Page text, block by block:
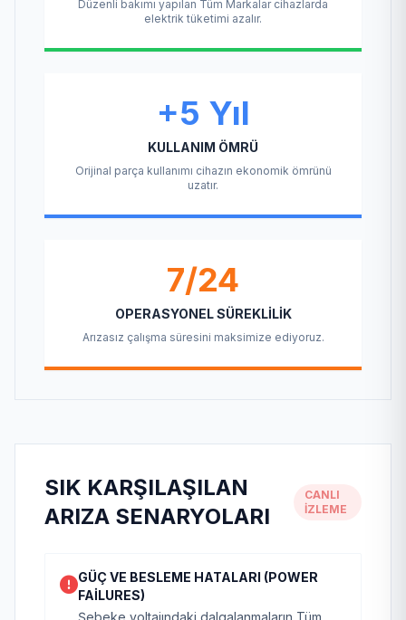
Düzenli bakımı yapılan Tüm Markalar cihazlarda
elektrik tüketimi azalır.
+5 Yıl
KULLANIM ÖMRÜ
Orijinal parça kullanımı cihazın ekonomik ömrünü
uzatır.
7/24
OPERASYONEL SÜREKLILIK
Arızasız çalışma süresini maksimize ediyoruz.
SIK KARŞILAŞILAN
ARIZA SENARYOLARI
CANLI
İZLEME
GÜÇ VE BESLEME HATALARI (POWER
FAILURES)
Şebeke voltajındaki dalgalanmaların Tüm